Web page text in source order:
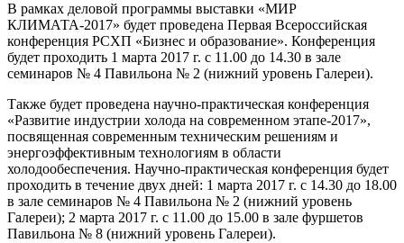
В рамках деловой программы выставки «МИР
КЛИМАТА-2017» будет проведена Первая Всероссийская
конференция РСХП «Бизнес и образование». Конференция
будет проходить 1 марта 2017 г. с 11.00 до 14.30 в зале
семинаров № 4 Павильона № 2 (нижний уровень Галереи).
Также будет проведена научно-практическая конференция
«Развитие индустрии холода на современном этапе-2017»,
посвященная современным техническим решениям и
энергоэффективным технологиям в области
холодообеспечения. Научно-практическая конференция будет
проходить в течение двух дней: 1 марта 2017 г. с 14.30 до 18.00
в зале семинаров № 4 Павильона № 2 (нижний уровень
Галереи); 2 марта 2017 г. с 11.00 до 15.00 в зале фуршетов
Павильона № 8 (нижний уровень Галереи).